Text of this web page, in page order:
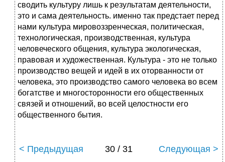
сводить культуру лишь к результатам деятельности,
это и сама деятельность. именно так предстает перед
нами культура мировоззренческая, политическая,
технологическая, производственная, культура
человеческого общения, культура экологическая,
правовая и художественная. Культура - это не только
производство вещей и идей в их оторванности от
человека, это производство самого человека во всем
богатстве и многосторонности его общественных
связей и отношений, во всей целостности его
общественного бытия.
< Предыдущая 30 / 31 Следующая >